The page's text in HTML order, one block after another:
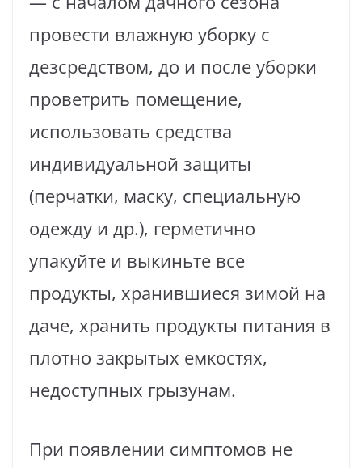
провести влажную уборку с
дезсредством, до и после уборки
проветрить помещение,
использовать средства
индивидуальной защиты
(перчатки, маску, специальную
одежду и др.), герметично
упакуйте и выкиньте все
продукты, хранившиеся зимой на
даче, хранить продукты питания в
плотно закрытых емкостях,
недоступных грызунам.
При появлении симптомов не